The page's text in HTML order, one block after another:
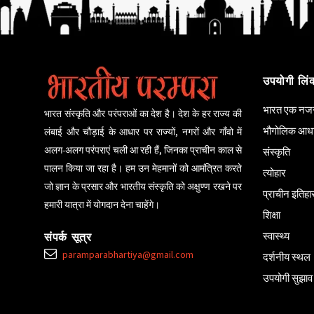
भारत संस्कृति और परंपराओं का देश है। देश के हर राज्य की
लंबाई और चौड़ाई के आधार पर राज्यों, नगरों और गाँवो में
अलग-अलग परंपराएं चली आ रही हैं, जिनका प्राचीन काल से
पालन किया जा रहा है। हम उन मेहमानों को आमंत्रित करते
जो ज्ञान के प्रसार और भारतीय संस्कृति को अक्षुण्ण रखने पर
हमारी यात्रा में योगदान देना चाहेंगे।
संपर्क सूत्र
paramparabhartiya@gmail.com
उपयोगी
भारत एक
भौगोलिक
संस्कृति
त्योहार
प्राचीन
शिक्षा
स्वास्थ्य
दर्शनीय स्थल
उपयोगी सुझाव